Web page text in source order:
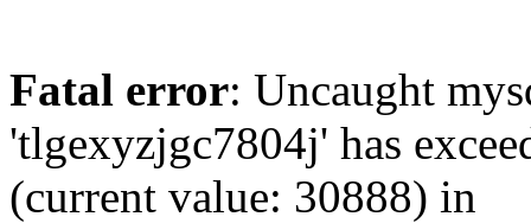
Fatal error: Uncaught
'tlgexyzjgc7804j' has
(current value: 30888) in